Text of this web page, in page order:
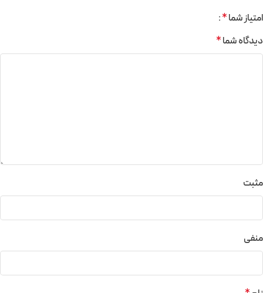
امتیاز شما*
دیدگاه شما*
مثبت
منفی